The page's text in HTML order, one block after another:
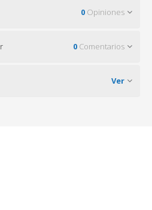
0 Opiniones
0 Comentarios
Ver